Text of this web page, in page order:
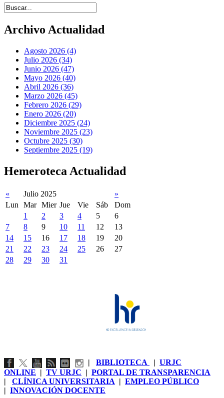
Introduce términos de búsqueda
Archivo Actualidad
Agosto 2026 (4)
Julio 2026 (34)
Junio 2026 (47)
Mayo 2026 (40)
Abril 2026 (36)
Marzo 2026 (45)
Febrero 2026 (29)
Enero 2026 (20)
Diciembre 2025 (24)
Noviembre 2025 (23)
Octubre 2025 (30)
Septiembre 2025 (19)
Hemeroteca Actualidad
« Julio 2025
»
Lun
Mar Mier Jue Vie Sáb
Dom
1
2 3 4 5
6
7
8 9 10 11 12
13
14
15 16 17 18 19
20
21
22 23 24 25 26
27
28
29 30 31
| BIBLIOTECA | URJC
ONLINE | TV URJC | PORTAL DE TRANSPARENCIA
| CLÍNICA UNIVERSITARIA | EMPLEO PÚBLICO
| INNOVACIÓN DOCENTE